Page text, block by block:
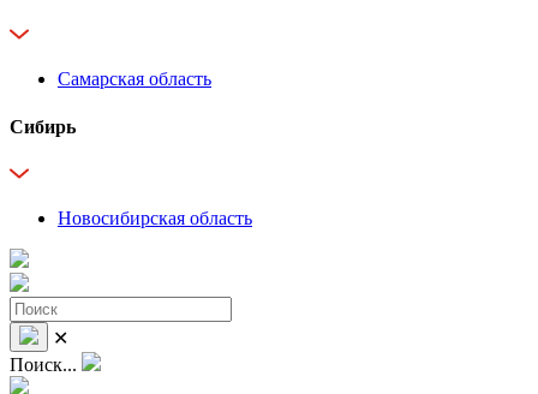
Самарская область
Сибирь
Новосибирская область
✕
Поиск...